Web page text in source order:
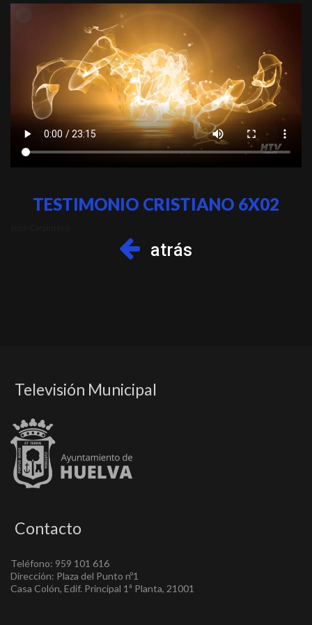
TESTIMONIO CRISTIANO 6X02
atrás
Televisión Municipal
Contacto
Teléfono: 959 101 616
Dirección: Plaza del Punto nº1
Casa Colón, Edif. Principal 1ª Planta, 21001